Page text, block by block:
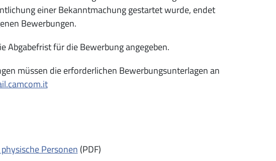
einer Bekanntmachung gestartet wurde, endet
Bewerbungen.
Abgabefrist für die Bewerbung angegeben.
müssen die erforderlichen Bewerbungsunterlagen an
Personen (PDF)